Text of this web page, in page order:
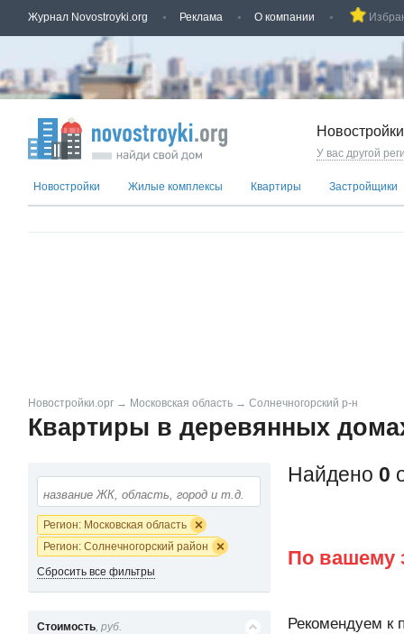
Журнал Novostroyki.org Реклама О компании
У вас другой
Новостройки Жилые комплексы Квартиры Застройщики
Новостройки.орг → Московская область → Солнечногорский р-н
Квартиры в деревянных
Регион: Московская область
Регион: Солнечногорский район
Сбросить все фильтры
Стоимость, руб.
Найдено 0
По вашему
Рекомендуем к